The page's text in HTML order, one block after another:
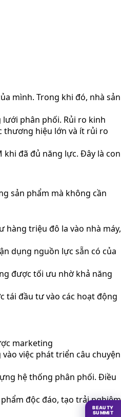
mình. Trong khi đó, nhà sản
phân phối. Rủi ro kinh
thương hiệu lớn và ít rủi ro
khi đã đủ năng lực. Đây là con
sản phẩm mà không cần
hàng triệu đô la vào nhà máy,
dụng nguồn lực sẵn có của
được tối ưu nhờ khả năng
tái đầu tư vào các hoạt động
marketing
việc phát triển câu chuyện
hệ thống phân phối. Điều
độc đáo, tạo trải nghiệm
BEAUTY
SUMMIT